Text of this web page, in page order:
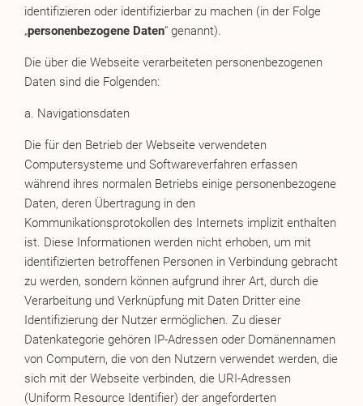
identifizieren oder identifizierbar zu machen (in der Folge
„personenbezogene Daten“ genannt).
Die über die Webseite verarbeiteten personenbezogenen
Daten sind die Folgenden:
a. Navigationsdaten
Die für den Betrieb der Webseite verwendeten
Computersysteme und Softwareverfahren erfassen
während ihres normalen Betriebs einige personenbezogene
Daten, deren Übertragung in den
Kommunikationsprotokollen des Internets implizit enthalten
ist. Diese Informationen werden nicht erhoben, um mit
identifizierten betroffenen Personen in Verbindung gebracht
zu werden, sondern können aufgrund ihrer Art, durch die
Verarbeitung und Verknüpfung mit Daten Dritter eine
Identifizierung der Nutzer ermöglichen. Zu dieser
Datenkategorie gehören IP-Adressen oder Domänennamen
von Computern, die von den Nutzern verwendet werden, die
sich mit der Webseite verbinden, die URI-Adressen
(Uniform Resource Identifier) der angeforderten